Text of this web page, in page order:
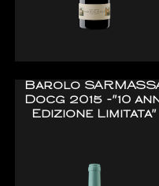
Barolo
Docg 2015 -"10
Edizione Limitata"